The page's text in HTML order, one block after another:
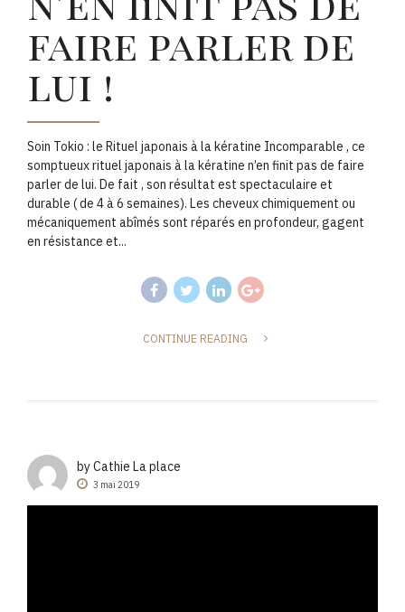
faire parler de
lui !
Soin Tokio : le Rituel japonais à la kératine Incomparable , ce
somptueux rituel japonais à la kératine n’en finit pas de faire
parler de lui. De fait , son résultat est spectaculaire et
durable ( de 4 à 6 semaines). Les cheveux chimiquement ou
mécaniquement abîmés sont réparés en profondeur, gagent
en résistance et...
CONTINUE READING
by Cathie La place
3 mai 2019